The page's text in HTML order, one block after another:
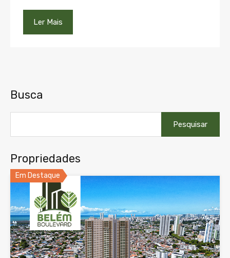
Ler Mais
Busca
por:
Propriedades
Em Destaque